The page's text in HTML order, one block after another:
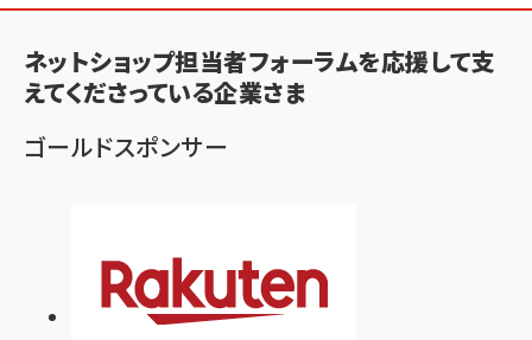
く
ず
ネットショップ担当者フォーラムを応援して支
えてくださっている企業さま
ゴールドスポンサー